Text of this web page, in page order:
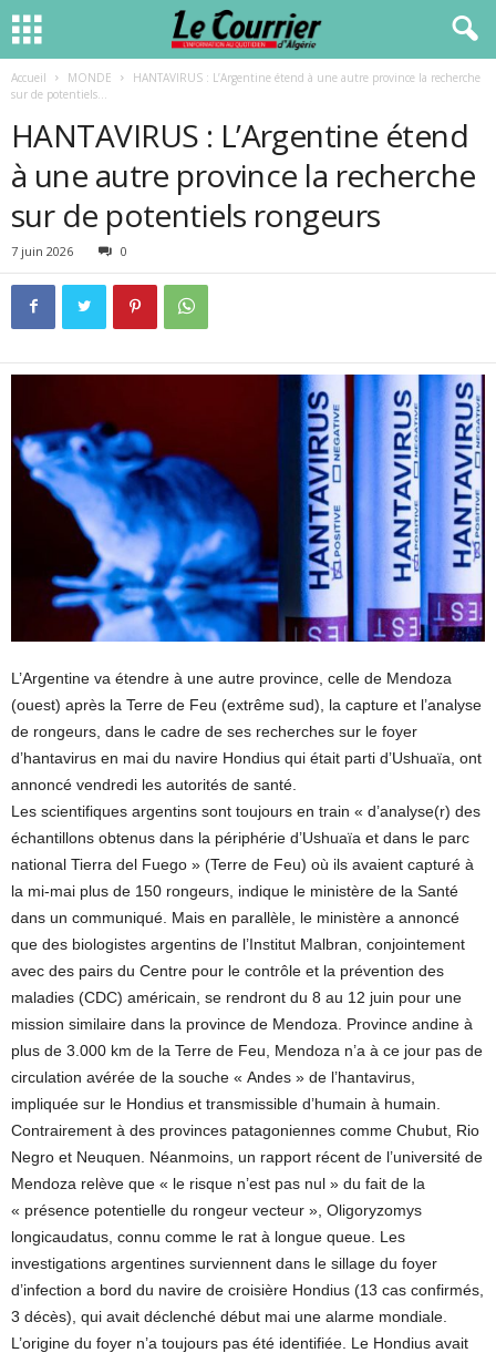
Accueil MONDE
HANTAVIRUS : L’Argentine étend à une autre province la recherche
sur de potentiels...
HANTAVIRUS : L’Argentine étend
à une autre province la recherche
sur de potentiels rongeurs
7 juin 2026 0
L’Argentine va étendre à une autre province, celle de Mendoza
(ouest) après la Terre de Feu (extrême sud), la capture et l’analyse
de rongeurs, dans le cadre de ses recherches sur le foyer
d’hantavirus en mai du navire Hondius qui était parti d’Ushuaïa, ont
annoncé vendredi les autorités de santé.
Les scientifiques argentins sont toujours en train « d’analyse(r) des
échantillons obtenus dans la périphérie d’Ushuaïa et dans le parc
national Tierra del Fuego » (Terre de Feu) où ils avaient capturé à
la mi-mai plus de 150 rongeurs, indique le ministère de la Santé
dans un communiqué. Mais en parallèle, le ministère a annoncé
que des biologistes argentins de l’Institut Malbran, conjointement
avec des pairs du Centre pour le contrôle et la prévention des
maladies (CDC) américain, se rendront du 8 au 12 juin pour une
mission similaire dans la province de Mendoza. Province andine à
plus de 3.000 km de la Terre de Feu, Mendoza n’a à ce jour pas de
circulation avérée de la souche « Andes » de l’hantavirus,
impliquée sur le Hondius et transmissible d’humain à humain.
Contrairement à des provinces patagoniennes comme Chubut, Rio
Negro et Neuquen. Néanmoins, un rapport récent de l’université de
Mendoza relève que « le risque n’est pas nul » du fait de la
« présence potentielle du rongeur vecteur », Oligoryzomys
longicaudatus, connu comme le rat à longue queue. Les
investigations argentines surviennent dans le sillage du foyer
d’infection a bord du navire de croisière Hondius (13 cas confirmés,
3 décès), qui avait déclenché début mai une alarme mondiale.
L’origine du foyer n’a toujours pas été identifiée. Le Hondius avait